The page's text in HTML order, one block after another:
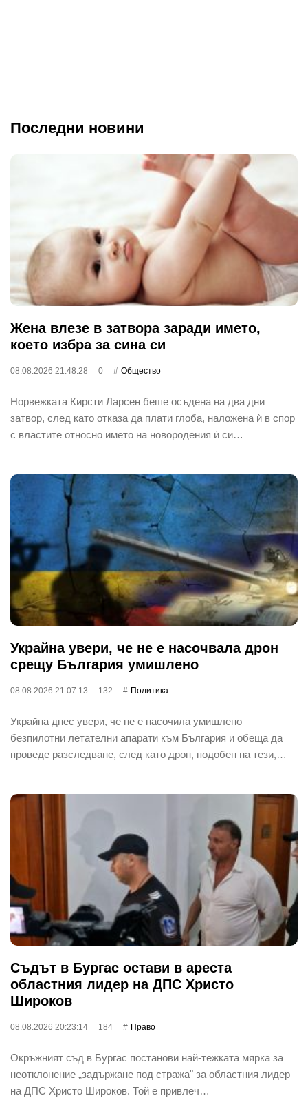
Последни новини
Жена влезе в затвора заради името,
което избра за сина си
08.08.2026 21:48:28 0 Общество
Норвежката Кирсти Ларсен беше осъдена на два дни
затвор, след като отказа да плати глоба, наложена ѝ в спор
с властите относно името на новородения ѝ си…
Украйна увери, че не е насочвала дрон
срещу България умишлено
08.08.2026 21:07:13 132 Политика
Украйна днес увери, че не е насочила умишлено
безпилотни летателни апарати към България и обеща да
проведе разследване, след като дрон, подобен на тези,…
Съдът в Бургас остави в ареста
областния лидер на ДПС Христо
Широков
08.08.2026 20:23:14 184 Право
Окръжният съд в Бургас постанови най-тежката мярка за
неотклонение „задържане под стража" за областния лидер
на ДПС Христо Широков. Той е привлеч…